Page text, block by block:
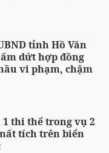
tỉnh Hồ Văn
dứt hợp đồng
vi phạm, chậm
1 thi thể trong vụ 2
tích trên biển